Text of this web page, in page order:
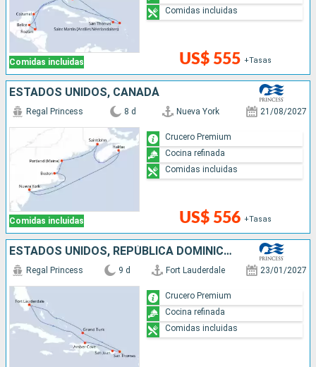
Comidas incluidas US$ 555 +Tasas
Comidas incluidas
ESTADOS UNIDOS, CANADÁ
Comidas incluidas
Regal Princess 8 d Nueva York 21/08/2027
US$ 556 +Tasas
Crucero Premium
Cocina refinada
Comidas incluidas
ESTADOS UNIDOS, REPÚBLICA DOMINICANA, PUERTO RICO
Regal Princess 9 d Fort Lauderdale 23/01/2027
Crucero Premium
Cocina refinada
Comidas incluidas